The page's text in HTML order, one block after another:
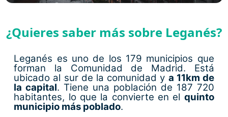
¿Quieres saber más sobre Leganés?
Leganés es uno de los 179 municipios que
forman la Comunidad de Madrid. Está
ubicado al sur de la comunidad y a 11km de
la capital. Tiene una población de 187 720
habitantes, lo que la convierte en el quinto
municipio más poblado.